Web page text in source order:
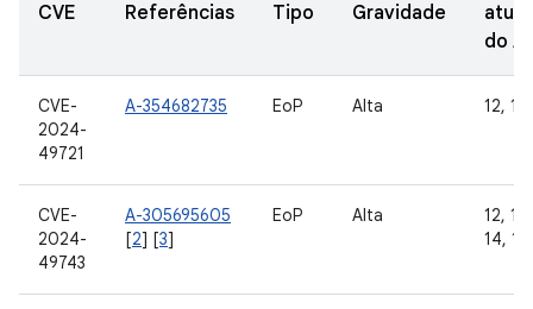
CVE Referências Tipo Gravidade
do
CVE-
2024-
49721
A-354682735 EoP Alta 12,
CVE-
2024-
49743
A-305695605
[2] [3]
EoP Alta
12,
14, 15